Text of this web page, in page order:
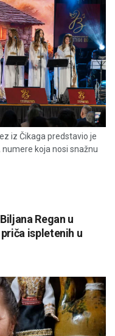
iz Čikaga predstavio je
koja nosi snažnu
Regan u
ispletenih u